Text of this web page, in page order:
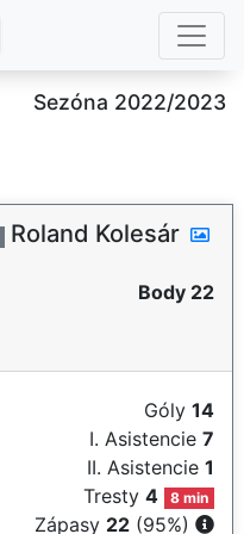
Sezóna 2022/2023
Roland Kolesár
Body 22
Góly 14
I. Asistencie 7
II. Asistencie 1
Tresty4 8 min
Zápasy 22 (95%)